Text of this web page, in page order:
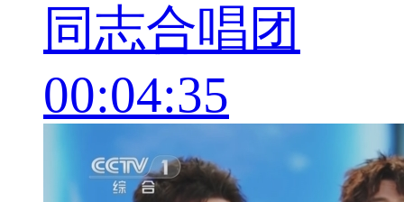
同志合唱团
00:04:35